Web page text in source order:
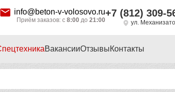
info@beton-v-volosovo.ru
Приём заказов: с 8:00 до 21:00
+7 (812) 309-
ул.
ВакансииОтзывыКонтакты